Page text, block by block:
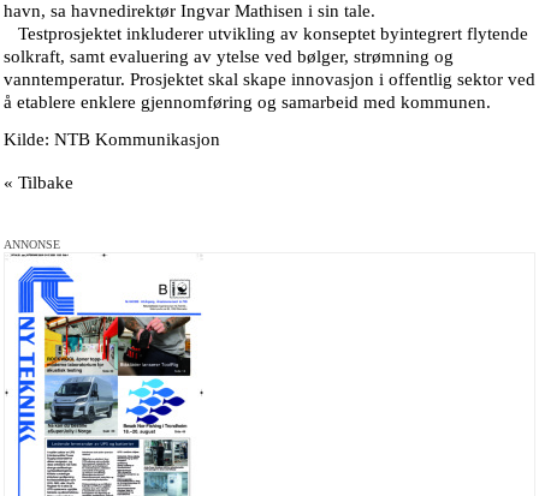
havn, sa havnedirektør Ingvar Mathisen i sin tale.
Testprosjektet inkluderer utvikling av konseptet byintegrert flytende
solkraft, samt evaluering av ytelse ved bølger, strømning og
vanntemperatur. Prosjektet skal skape innovasjon i offentlig sektor ved
å etablere enklere gjennomføring og samarbeid med kommunen.
Kilde: NTB Kommunikasjon
« Tilbake
ANNONSE